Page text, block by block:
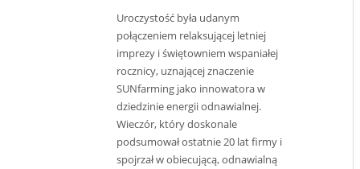
Uroczystość była udanym
połączeniem relaksującej letniej
imprezy i świętowniem wspaniałej
rocznicy, uznającej znaczenie
SUNfarming jako innowatora w
dziedzinie energii odnawialnej.
Wieczór, który doskonale
podsumował ostatnie 20 lat firmy i
spojrzał w obiecującą, odnawialną